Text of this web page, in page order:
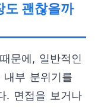
도 괜찮을까
문에, 일반적인
부 분위기를
. 면접을 보거나